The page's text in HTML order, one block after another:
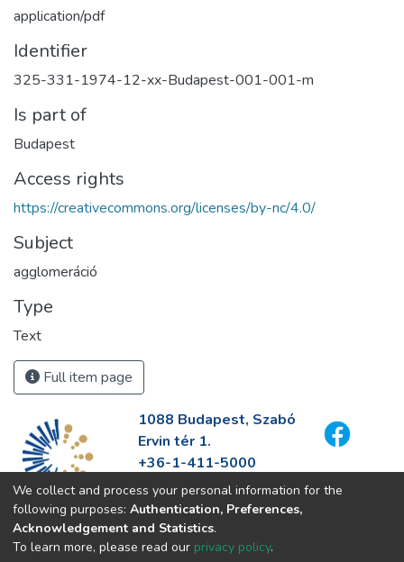
application/pdf
Identifier
325-331-1974-12-xx-Budapest-001-001-m
Is part of
Budapest
Access rights
https://creativecommons.org/licenses/by-nc/4.0/
Subject
agglomeráció
Type
Text
Full item page
1088 Budapest, Szabó
Ervin tér 1.
+36-1-411-5000
info@fszek.hu
https://fszek.hu
We collect and process your personal information for the
following purposes: Authentication, Preferences,
Acknowledgement and Statistics.
To learn more, please read our privacy policy.